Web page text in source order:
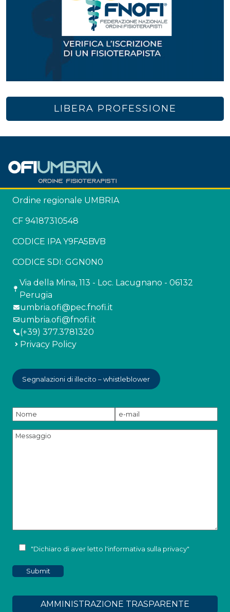
LIBERA PROFESSIONE
Ordine regionale UMBRIA
CF 94187310548
CODICE IPA Y9FA5BVB
CODICE SDI: GGN0N0
Via della Mina, 113 - Loc. Lacugnano - 06132
Perugia
umbria.ofi@pec.fnofi.it
umbria.ofi@fnofi.it
(+39) 377.3781320
Privacy Policy
Segnalazioni di illecito – whistleblower
"Dichiaro di aver letto l'informativa sulla privacy"
AMMINISTRAZIONE TRASPARENTE